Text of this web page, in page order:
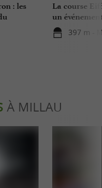
: les
La course
un
Aveyron
397 m -
À MILLAU